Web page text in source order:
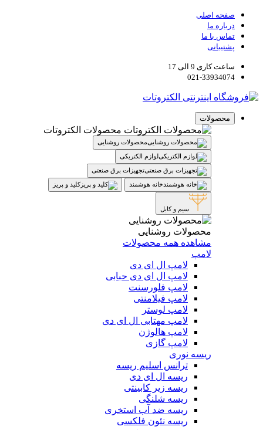
صفحه اصلی
درباره ما
تماس با ما
پشتیبانی
ساعت کاری 9 الی 17
021-33934074
محصولات
محصولات الکتروتات
محصولات روشنایی
لوازم الکتریکی
تجهیزات برق صنعتی
خانه هوشمند
کلید و پریز
سیم و کابل
محصولات روشنایی
مشاهده همه محصولات
لامپ
لامپ ال ای دی
لامپ ال ای دی حبابی
لامپ فلورسنت
لامپ فیلامنتی
لامپ لوستر
لامپ مهتابی ال ای دی
لامپ هالوژن
لامپ گازی
ریسه نوری
ترانس اسلیم ریسه
ریسه ال ای دی
ریسه زیر کابینتی
ریسه شلنگی
ریسه ضد آب استخری
ریسه نئون فلکسی